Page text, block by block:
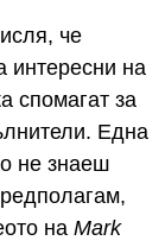
че
интересни на
спомагат за
Една
не знаеш
на Mark